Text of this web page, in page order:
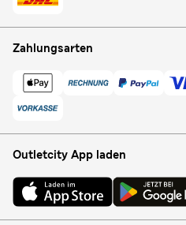
Zahlungsarten
Outletcity App laden